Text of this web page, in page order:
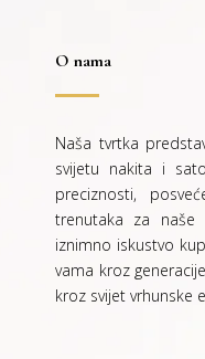
O nama
Naša tvrtka
svijetu nakita i
preciznosti,
trenutaka za naše
iznimno iskustvo
vama kroz
kroz svijet vrhunske